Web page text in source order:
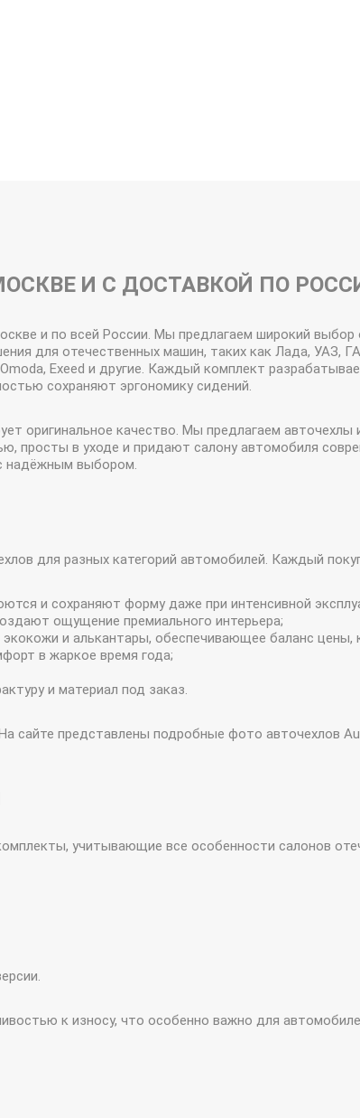
И С ДОСТАВКОЙ ПО
и по всей России. Мы предлагаем широкий выбор
для отечественных машин, таких как Лада, УАЗ,
Exeed и другие. Каждый комплект
сохраняют эргономику сидений.
оригинальное качество. Мы предлагаем
просты в уходе и придают салону автомобиля
надёжным выбором.
для разных категорий автомобилей. Каждый
и сохраняют форму даже при интенсивной
ощущение премиального интерьера;
и алькантары, обеспечивающее баланс цены,
в жаркое время года;
и материал под заказ.
сайте представлены подробные фото авточехлов
учитывающие все особенности салонов
к износу, что особенно важно для